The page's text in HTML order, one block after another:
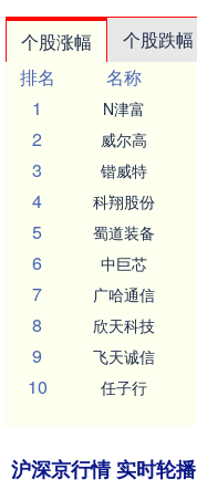
个股涨幅 个股跌幅
排名
名称
1
N津富
2 威尔高
3 锴威特
4 科翔股份
5 蜀道装备
6 中巨芯
7 广哈通信
8 欣天科技
9 飞天诚信
10 任子行
沪深京行情 实时轮播